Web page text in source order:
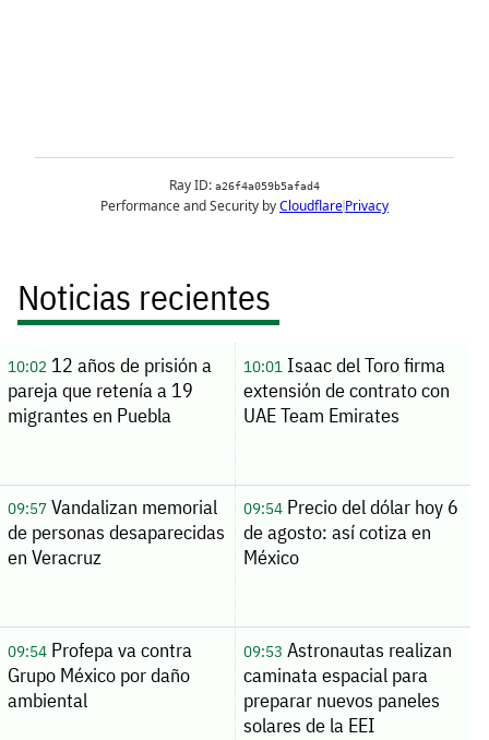
Noticias recientes
10:02 12 años de prisión a
pareja que retenía a 19
migrantes en Puebla
10:01 Isaac del Toro firma
extensión de contrato con
UAE Team Emirates
09:57Vandalizan memorial
de personas desaparecidas
en Veracruz
09:54Precio del dólar hoy 6
de agosto: así cotiza en
México
09:54Profepa va contra
Grupo México por daño
ambiental
09:53 Astronautas realizan
caminata espacial para
preparar nuevos paneles
solares de la EEI